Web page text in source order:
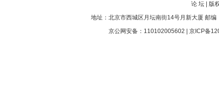
论 坛
版
地址：北京市西城区月坛南街14号月新大厦 邮
京公网安备：110102005602 | 京ICP备